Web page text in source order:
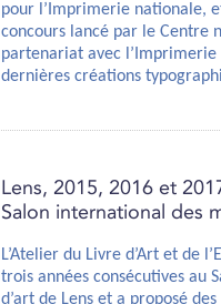
pour l’Imprimerie nationale,
concours lancé par le Centre
partenariat avec
dernières créations
Lens, 2015, 2016 et
Salon international des
L’Atelier du Livre d’Art et de
trois années consécutives au
d’art de Lens et a proposé